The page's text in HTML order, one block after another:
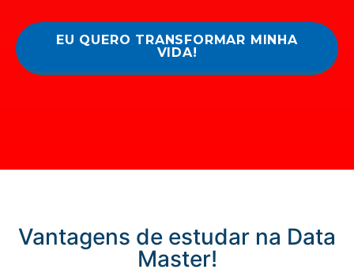
EU QUERO TRANSFORMAR MINHA
VIDA!
Vantagens de estudar na Data
Master!